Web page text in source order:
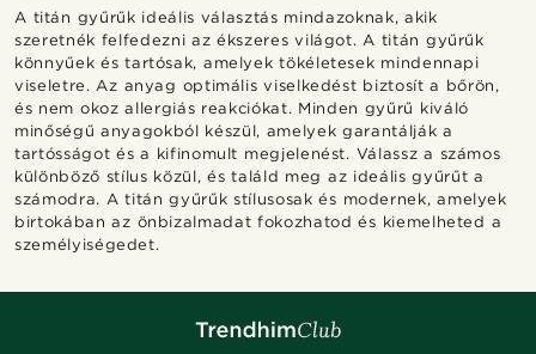
A titán gyűrűk ideális választás mindazoknak, akik
szeretnék felfedezni az ékszeres világot. A titán gyűrűk
könnyűek és tartósak, amelyek tökéletesek mindennapi
viseletre. Az anyag optimális viselkedést biztosít a bőrön,
és nem okoz allergiás reakciókat. Minden gyűrű kiváló
minőségű anyagokból készül, amelyek garantálják a
tartósságot és a kifinomult megjelenést. Válassz a számos
különböző stílus közül, és találd meg az ideális gyűrűt a
számodra. A titán gyűrűk stílusosak és modernek, amelyek
birtokában az önbizalmadat fokozhatod és kiemelheted a
személyiségedet.